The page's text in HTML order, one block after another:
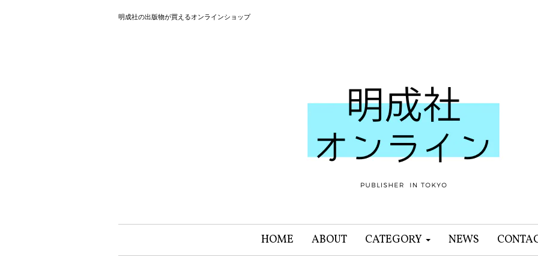
明成社の出版物が買えるオンラインショップ
HOME ABOUT CATEGORY NEWS